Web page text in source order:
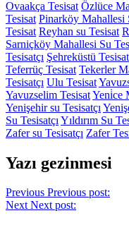
Ovaakça Tesisat Özlüce
Tesisat Pinarköy Mahallesi
Tesisat Reyhan su Tesisat
Sarniçköy Mahallesi Su
Tesisatçı Şehreküstü Tesisat
Teferrüç Tesisat Tekerler
Tesisatçı Ulu Tesisat
Yavuzselim TesisatYeni̇ce
Yenişehir su Tesisatçı
Su Tesisatçı Yıldırım Su
Zafer su Tesisatçı Zafer
Yazı gezinmesi
Previous Previous post:
Next Next post: